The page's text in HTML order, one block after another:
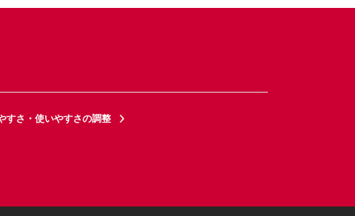
すさ・使いやすさの調整